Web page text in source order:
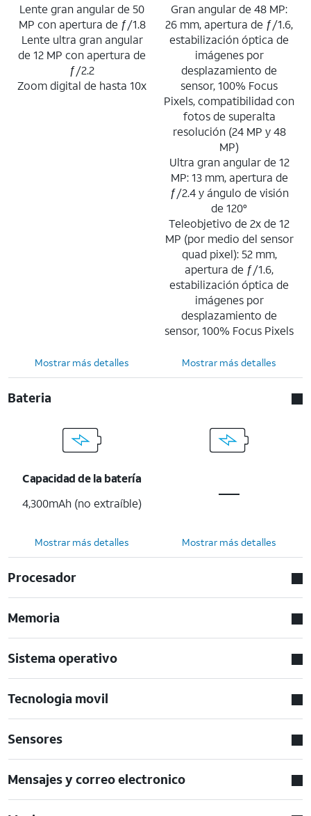
Lente gran angular de 50
MP con apertura de ƒ/1.8
Lente ultra gran angular
de 12 MP con apertura de
ƒ/2.2
Zoom digital de hasta 10x
Gran angular de 48 MP:
26 mm, apertura de ƒ/1.6,
estabilización óptica de
imágenes por
desplazamiento de
sensor, 100% Focus
Pixels, compatibilidad con
fotos de superalta
resolución (24 MP y 48
MP)
Ultra gran angular de 12
MP: 13 mm, apertura de
ƒ/2.4 y ángulo de visión
de 120°
Teleobjetivo de 2x de 12
MP (por medio del sensor
quad pixel): 52 mm,
apertura de ƒ/1.6,
estabilización óptica de
imágenes por
desplazamiento de
sensor, 100% Focus Pixels
Mostrar más detalles Mostrar más detalles
Bateria
Capacidad de la batería
4,300mAh (no extraíble)
Mostrar más detalles Mostrar más detalles
Procesador
Memoria
Sistema operativo
Tecnologia movil
Sensores
Mensajes y correo electronico